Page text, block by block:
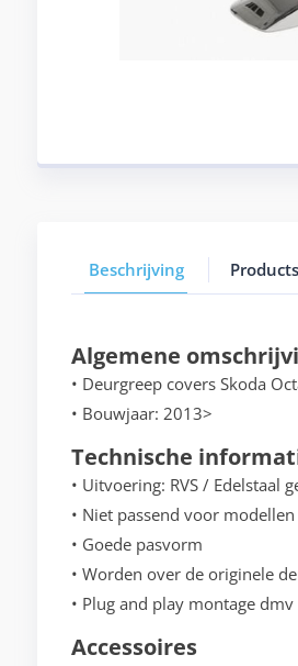
Beschrijving
Algemene
• Deurgreep covers Skoda
• Bouwjaar: 2013>
Technische
• Uitvoering: RVS / Edelstaal
• Niet passend voor
• Goede pasvorm
• Worden over de originele
• Plug and play montage
Accessoires